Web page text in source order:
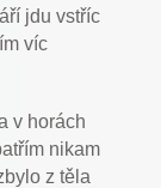
jdu vstříc
víc
v horách
nikam
z těla